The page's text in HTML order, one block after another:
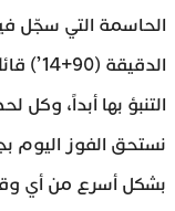
الحاسمة التي سجّل
التنبؤ بها أبداً،
نستحق الفوز اليوم
بشكل أسرع من أي